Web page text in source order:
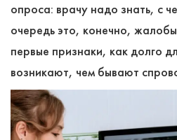
опроса: врачу надо знать, с
очередь это, конечно,
первые признаки, как долго
возникают, чем бывают